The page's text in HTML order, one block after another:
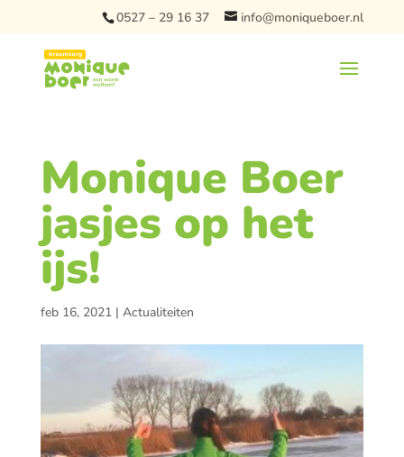
0527 – 29 16 37 info@moniqueboer.nl
Monique Boer
jasjes op het
ijs!
feb 16, 2021| Actualiteiten